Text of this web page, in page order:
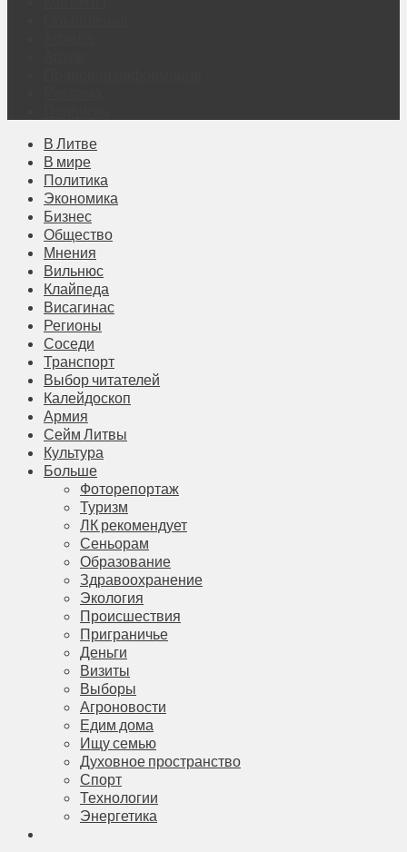
В Литве
В мире
Политика
Экономика
Бизнес
Общество
Мнения
Вильнюс
Клайпеда
Висагинас
Регионы
Соседи
Транспорт
Выбор читателей
Калейдоскоп
Армия
Сейм Литвы
Культура
Больше
Фоторепортаж
Туризм
ЛК рекомендует
Сеньорам
Образование
Здравоохранение
Экология
Происшествия
Приграничье
Деньги
Визиты
Выборы
Агроновости
Едим дома
Ищу семью
Духовное пространство
Спорт
Технологии
Энергетика